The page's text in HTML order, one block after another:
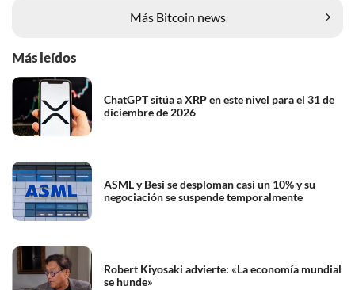
Más Bitcoin news
Más leídos
ChatGPT sitúa a XRP en este nivel para el 31 de
diciembre de 2026
ASML y Besi se desploman casi un 10% y su
negociación se suspende temporalmente
Robert Kiyosaki advierte: «La economía mundial
se hunde»